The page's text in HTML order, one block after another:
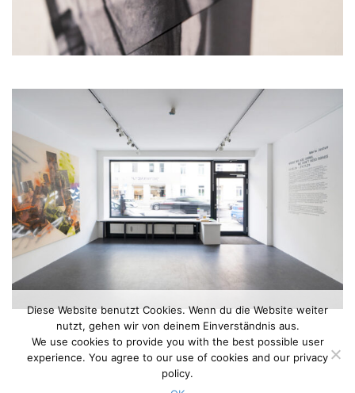
Diese Website benutzt Cookies. Wenn du die Website weiter
nutzt, gehen wir von deinem Einverständnis aus.
We use cookies to provide you with the best possible user
experience. You agree to our use of cookies and our privacy
policy.